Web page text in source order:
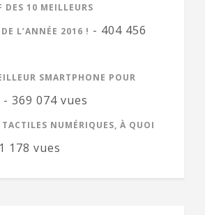
DES 10 MEILLEURS
L’ANNÉE 2016 ! - 404 456
SMARTPHONE POUR
- 369 074 vues
TACTILES NUMÉRIQUES, À QUOI
178 vues